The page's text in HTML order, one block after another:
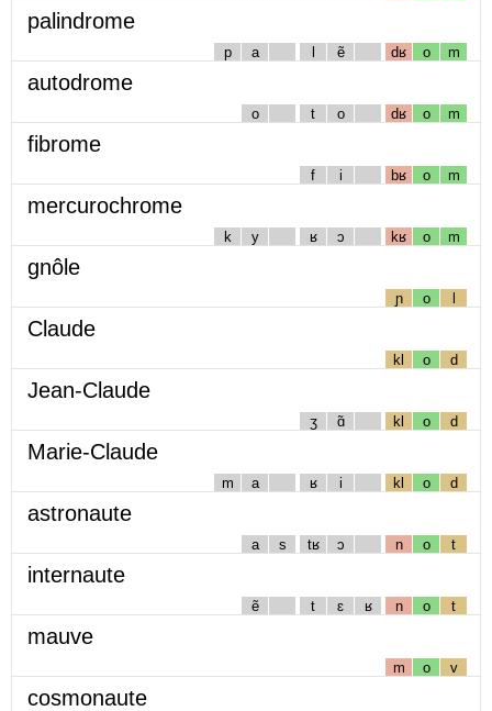
palindrome
p a l ẽ dʁ o m
autodrome
o t o dʁ o m
fibrome
f i bʁ o m
mercurochrome
k y ʁ ɔ kʁ o m
gnôle
ɲ o l
Claude
kl o d
Jean-Claude
ʒ ɑ̃ kl o d
Marie-Claude
m a ʁ i kl o d
astronaute
a s tʁ ɔ n o t
internaute
ẽ t ɛ ʁ n o t
mauve
m o v
cosmonaute